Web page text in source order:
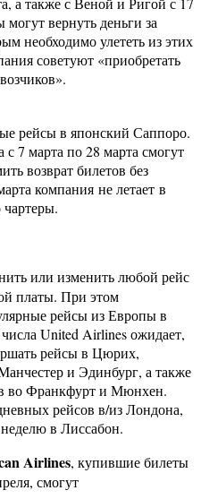
вернуть деньги за
необходимо улететь из этих
советуют «приобретать
рейсы в японский Саппоро.
7 марта по 28 марта смогут
возврат билетов без
компания не летает в
или изменить любой рейс
платы. При этом
рейсы из Европы в
United Airlines ожидает,
рейсы в Цюрих,
и Эдинбург, а также
во Франкфурт и Мюнхен.
рейсов в/из Лондона,
в Лиссабон.
Airlines, купившие билеты
смогут